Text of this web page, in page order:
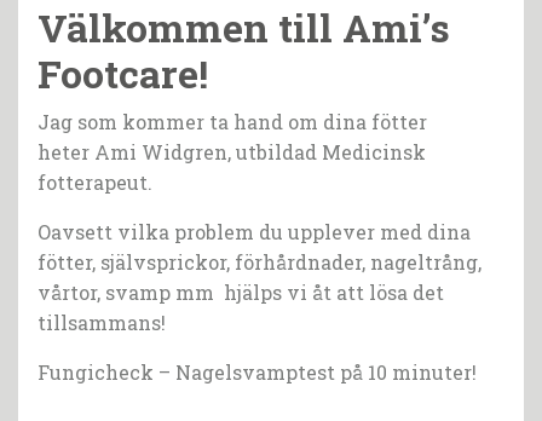
Välkommen till Ami’s
Footcare!
Jag som kommer ta hand om dina fötter
heter Ami Widgren, utbildad Medicinsk
fotterapeut.
Oavsett vilka problem du upplever med dina
fötter, självsprickor, förhårdnader, nageltrång,
vårtor, svamp mm hjälps vi åt att lösa det
tillsammans!
Fungicheck – Nagelsvamptest på 10 minuter!